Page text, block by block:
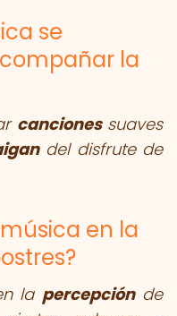
se
la
cancionessuaves
del disfrute de
en la
la percepciónde